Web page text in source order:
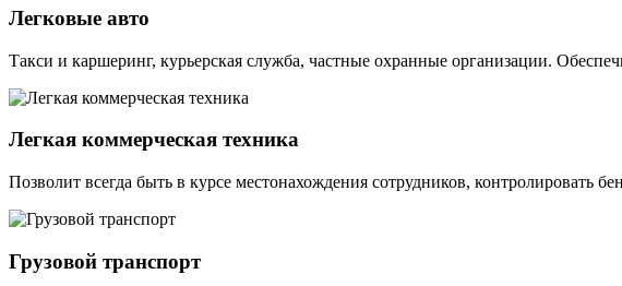
Легковые авто
Такси и каршеринг, курьерская служба, частные охранные организации.
Легкая коммерческая техника
Позволит всегда быть в курсе местонахождения сотрудников, контролировать
Грузовой транспорт